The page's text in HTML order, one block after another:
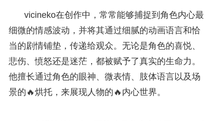
vicineko在创作中，常常能够捕捉到角色内心最
细微的情感波动，并将其通过细腻的动画语言和恰
当的剧情铺垫，传递给观众。无论是角色的喜悦、
悲伤、愤怒还是迷茫，都被赋予了真实的生命力。
他擅长通过角色的眼神、微表情、肢体语言以及场
景的🔥烘托，来展现人物的🔥内心世界。